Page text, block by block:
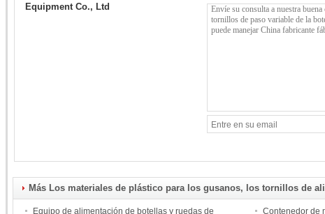
Equipment Co., Ltd
Más Los materiales de plástico para los gusanos, los tornillos de
Equipo de alimentación de botellas y ruedas de Contenedor de